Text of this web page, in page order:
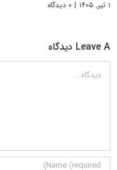
۱ تیر, ۱۴۰۵ | ۰ دیدگاه
Leave A دیدگاه
دیدگاه